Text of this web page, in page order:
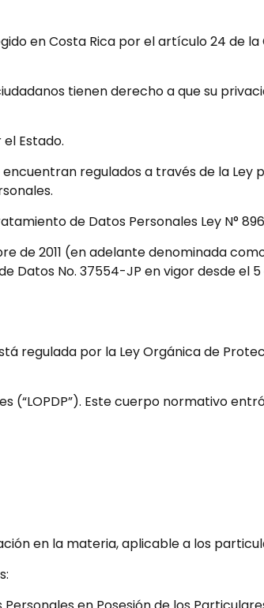
en Costa Rica por el artículo 24 de
tienen derecho a que su
Estado.
regulados a través de la Ley
de Datos Personales Ley N°
de 2011 (en adelante denominada
Datos No. 37554-JP en vigor desde el 5
regulada por la Ley Orgánica de
(“LOPDP”). Este cuerpo normativo
en la materia, aplicable a los